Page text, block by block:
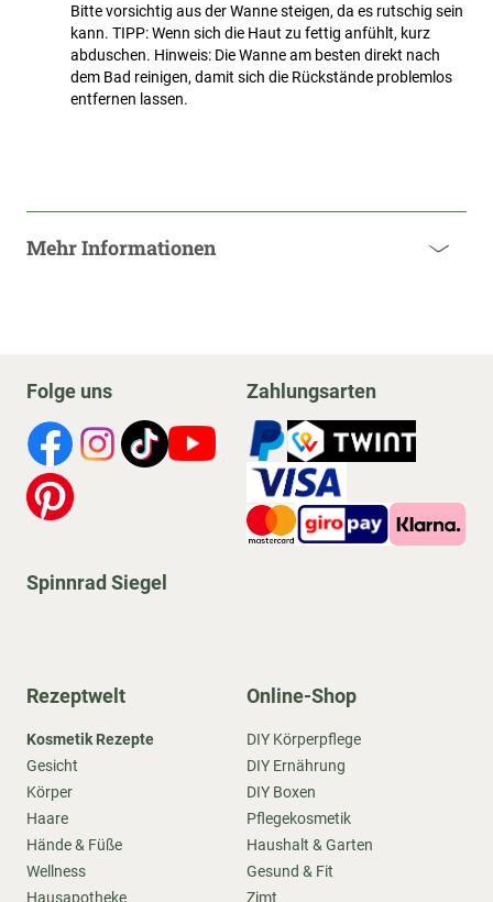
Bitte vorsichtig aus der Wanne steigen, da es rutschig sein
kann. TIPP: Wenn sich die Haut zu fettig anfühlt, kurz
abduschen. Hinweis: Die Wanne am besten direkt nach
dem Bad reinigen, damit sich die Rückstände problemlos
entfernen lassen.
Mehr Informationen
Folge uns Zahlungsarten
Spinnrad Siegel
Rezeptwelt
Kosmetik Rezepte
Gesicht
Körper
Haare
Hände & Füße
Wellness
Hausapotheke
Online-Shop
DIY Körperpflege
DIY Ernährung
DIY Boxen
Pflegekosmetik
Haushalt & Garten
Gesund & Fit
Zimt